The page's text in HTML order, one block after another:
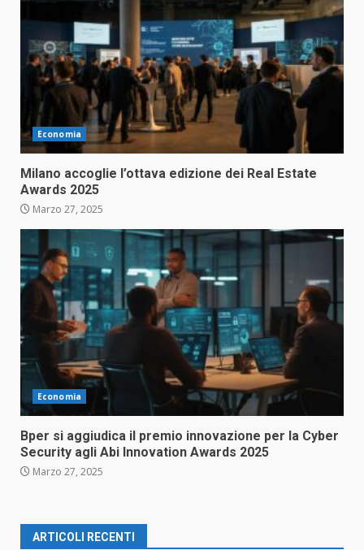
Economia
Milano accoglie l’ottava edizione dei Real Estate
Awards 2025
Marzo 27, 2025
Economia
Bper si aggiudica il premio innovazione per la Cyber
Security agli Abi Innovation Awards 2025
Marzo 27, 2025
ARTICOLI RECENTI